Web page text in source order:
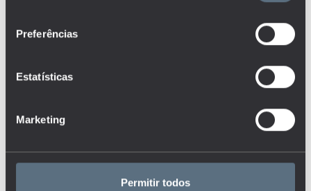
Preferências
Estatísticas
Marketing
Permitir todos
FORMAÇÃO DE ADULTOS